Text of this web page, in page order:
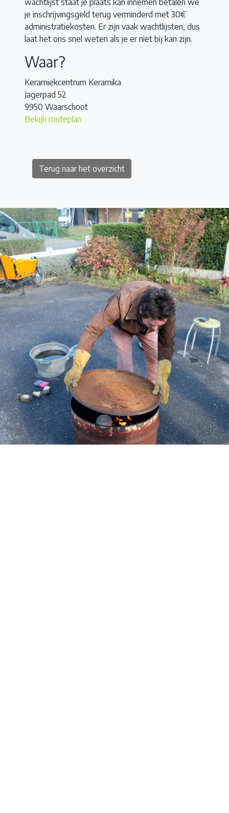
je inschrijvingsgeld terug verminderd met 30€
administratiekosten. Er zijn vaak wachtlijsten, dus
laat het ons snel weten als je er niet bij kan zijn.
Waar?
Keramiekcentrum Keramika
Jagerpad 52
9950 Waarschoot
Bekijk routeplan
Terug naar het overzicht